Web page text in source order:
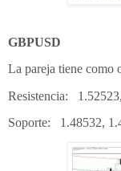
GBPUSD
La pareja tiene como
Resistencia:
Soporte: 1.48532,